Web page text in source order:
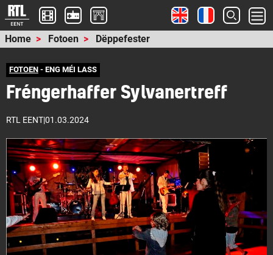
Home Fotoen Dëppefester
FOTOEN- ENG MÉI LASS
Fréngerhaffer Sylvanertreff
RTL EENT|01.03.2024